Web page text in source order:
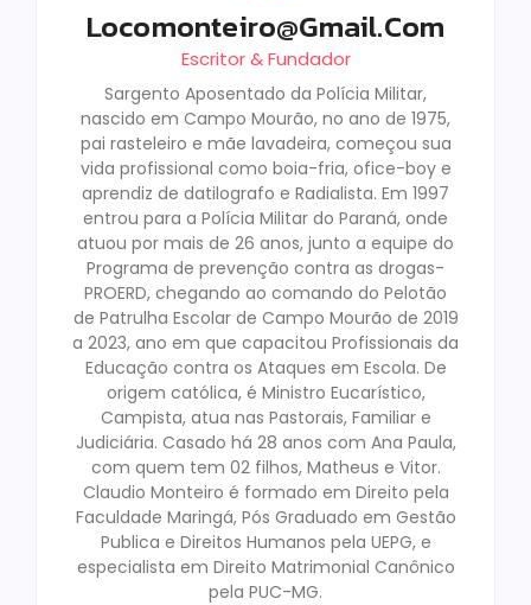
Locomonteiro@gmail.com
Escritor & Fundador
Sargento Aposentado da Polícia Militar,
nascido em Campo Mourão, no ano de 1975,
pai rasteleiro e mãe lavadeira, começou sua
vida profissional como boia-fria, ofice-boy e
aprendiz de datilografo e Radialista. Em 1997
entrou para a Polícia Militar do Paraná, onde
atuou por mais de 26 anos, junto a equipe do
Programa de prevenção contra as drogas-
PROERD, chegando ao comando do Pelotão
de Patrulha Escolar de Campo Mourão de 2019
a 2023, ano em que capacitou Profissionais da
Educação contra os Ataques em Escola. De
origem católica, é Ministro Eucarístico,
Campista, atua nas Pastorais, Familiar e
Judiciária. Casado há 28 anos com Ana Paula,
com quem tem 02 filhos, Matheus e Vitor.
Claudio Monteiro é formado em Direito pela
Faculdade Maringá, Pós Graduado em Gestão
Publica e Direitos Humanos pela UEPG, e
especialista em Direito Matrimonial Canônico
pela PUC-MG.